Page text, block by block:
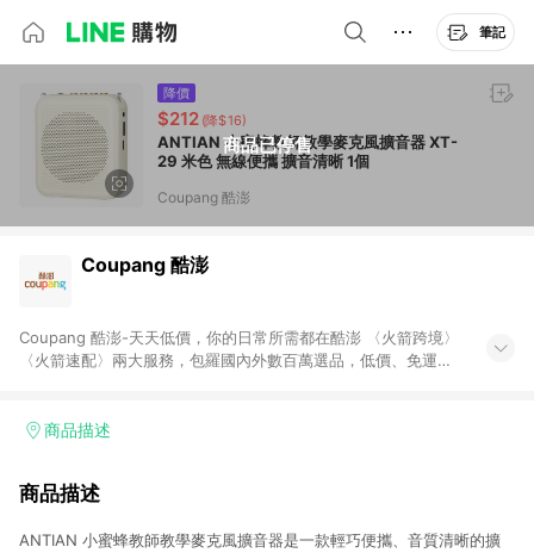
筆記
商品已停售
降價
$212 (降$16)
ANTIAN 小蜜蜂教師教學麥克風擴音器 XT-
29 米色 無線便攜 擴音清晰 1個
Coupang 酷澎
Coupang 酷澎
Coupang 酷澎-天天低價，你的日常所需都在酷澎 〈火箭跨境〉
〈火箭速配〉兩大服務，包羅國內外數百萬選品，低價、免運，
加入WOW會員告別湊免運，火箭速配、火箭跨境優質選品不限金
商品描述
商品描述
ANTIAN 小蜜蜂教師教學麥克風擴音器是一款輕巧便攜、音質清晰的擴